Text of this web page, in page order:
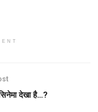
देखा है…?